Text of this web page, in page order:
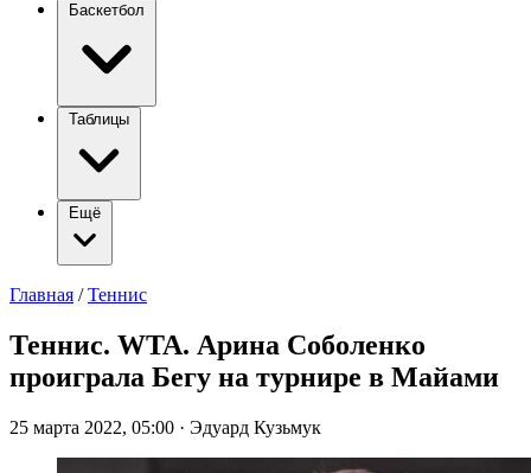
Баскетбол
Таблицы
Ещё
Главная / Теннис
Теннис. WTA. Арина Соболенко
проиграла Бегу на турнире в Майами
25 марта 2022, 05:00 · Эдуард Кузьмук